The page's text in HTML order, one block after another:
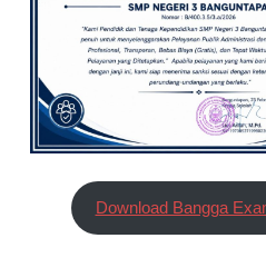
Download Bangga